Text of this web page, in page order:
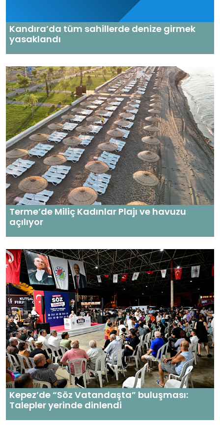
Kandıra’da tüm sahillerde denize girmek
yasaklandı
Terme’de Miliç Kadınlar Plajı ve havuzu
açılıyor
Kepez’de “Söz Vatandaşta” buluşması:
Talepler yerinde dinlendi